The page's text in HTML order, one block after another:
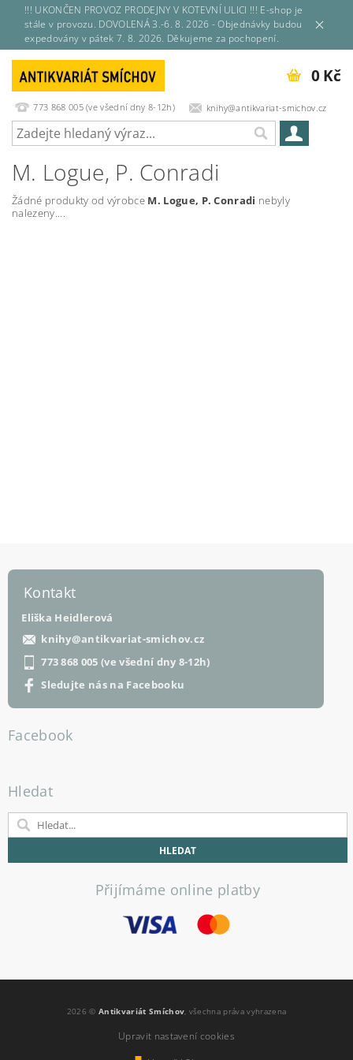
!!! UKONČEN PROVOZ PRODEJNY V KOTEVNÍ ULICI !!! E-shop je
stále v provozu. DOVOLENÁ 3.-6. 8. 2026 - Objednávky budou
expedovány v pátek 7. 8. 2026. Děkujeme za pochopení.
773 868 005 (ve všední dny 8-12h) knihy@antikvariat-smichov.cz
0 Kč
M. Logue, P. Conradi
Žádné produkty od výrobce M. Logue, P. Conradi nebyly
nalezeny....
Kontakt
Eliška Heidlerová
knihy@antikvariat-smichov.cz
773 868 005 (ve všední dny 8-12h)
Sledujte nás na Facebooku
Facebook
Hledat
Přijímáme online platby
2026 ©Antikvariát Smíchov , všechna práva vyhrazena
Upravit nastavení cookies